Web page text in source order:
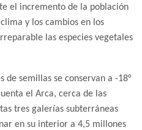
el incremento de la población
y los cambios en los
las especies vegetales
de semillas se conservan a -18°
el Arca, cerca de las
tres galerías subterráneas
en su interior a 4,5 millones